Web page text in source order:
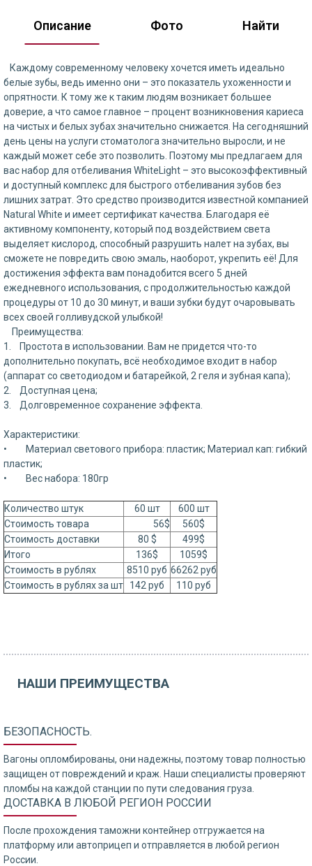
Описание Фото Найти
Каждому современному человеку хочется иметь идеально
белые зубы, ведь именно они – это показатель ухоженности и
опрятности. К тому же к таким людям возникает большее
доверие, а что самое главное – процент возникновения кариеса
на чистых и белых зубах значительно снижается. На сегодняшний
день цены на услуги стоматолога значительно выросли, и не
каждый может себе это позволить. Поэтому мы предлагаем для
вас набор для отбеливания WhiteLight – это высокоэффективный
и доступный комплекс для быстрого отбеливания зубов без
лишних затрат. Это средство производится известной компанией
Natural White и имеет сертификат качества. Благодаря её
активному компоненту, который под воздействием света
выделяет кислород, способный разрушить налет на зубах, вы
сможете не повредить свою эмаль, наоборот, укрепить её! Для
достижения эффекта вам понадобится всего 5 дней
ежедневного использования, с продолжительностью каждой
процедуры от 10 до 30 минут, и ваши зубки будут очаровывать
всех своей голливудской улыбкой!
Преимущества:
1. Простота в использовании. Вам не придется что-то
дополнительно покупать, всё необходимое входит в набор
(аппарат со светодиодом и батарейкой, 2 геля и зубная капа);
2. Доступная цена;
3. Долговременное сохранение эффекта.
Характеристики:
• Материал светового прибора: пластик; Материал кап: гибкий
пластик;
• Вес набора: 180гр
Количество штук 60 шт
600 шт
Стоимость товара
56$
560$
Стоимость доставки
80 $
499$
Итого
136$
1059$
Стоимость в рублях
8510 руб 66262 руб
Стоимость в рублях за шт
142 руб 110 руб
НАШИ ПРЕИМУЩЕСТВА
БЕЗОПАСНОСТЬ.
Вагоны опломбированы, они надежны, поэтому товар полностью
защищен от повреждений и краж. Наши специалисты проверяют
пломбы на каждой станции по пути следования груза.
ДОСТАВКА В ЛЮБОЙ РЕГИОН РОССИИ
После прохождения таможни контейнер отгружается на
платформу или автоприцеп и отправляется в любой регион
России.